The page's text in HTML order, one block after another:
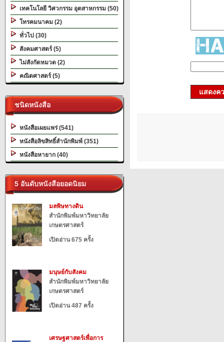
เทคโนโลยี วิศวกรรม อุตสาหกรรม (50)
โทรคมนาคม (2)
ทั่วไป (30)
สังคมศาสตร์ (5)
ไม่สังกัดหมวด (2)
คณิตศาสตร์ (5)
ชนิดหนังสือ
หนังสือเผยแพร่ (541)
หนังสือลิขสิทธิ์สำนักพิมพ์ (351)
หนังสือหายาก (40)
5 อันดับหนังสือยอดนิยม
มลพิษทางดิน
สำนักพิมพ์มหาวิทยาลัย
เกษตรศาสตร์
เปิดอ่าน 675 ครั้ง
มนุษย์กับสังคม
สำนักพิมพ์มหาวิทยาลัย
เกษตรศาสตร์
เปิดอ่าน 487 ครั้ง
เศรษฐศาสตร์เพื่อการ
แสดงค